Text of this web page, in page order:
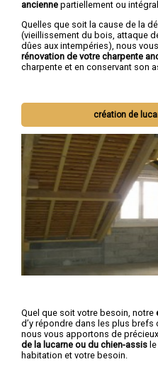
ancienne partiellement ou
Quelles que soit la cause de la
(vieillissement du bois, attaque
dûes aux intempéries), nous
rénovation de votre charpente
charpente et en conservant son
création de
Quel que soit votre besoin, notre
d’y répondre dans les plus brefs
nous vous apportons de
de la lucarne ou du chien-assis
habitation et votre besoin.